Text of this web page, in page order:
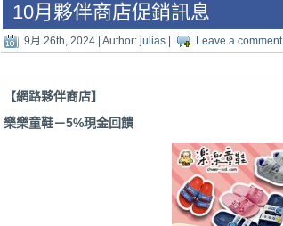
10月夥伴商店促銷訊息
9月 26th, 2024 | Author: julias Leave a comment
【網路夥伴商店】
樂樂童鞋－5%現金回饋